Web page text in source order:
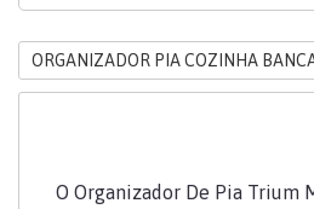
ORGANIZADOR PIA COZINHA
O Organizador De Pia Trium